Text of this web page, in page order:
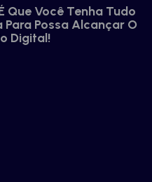
Que Você Tenha Tudo
Para Possa Alcançar O
Digital!